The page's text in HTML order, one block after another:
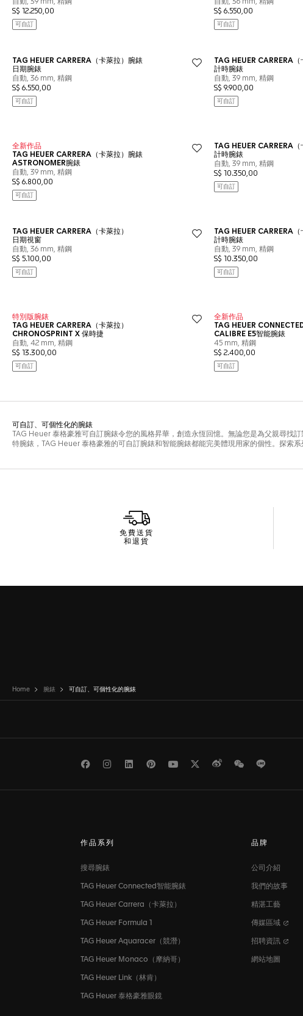
免費送貨
和退貨
Home 腕錶 可自訂、可個性化的腕錶
FacebookInstagramLinkedInPinterest
Youtube
TwitterWeiboWeChat
作品系列
搜尋腕錶
TAG Heuer Connected智能腕錶
TAG Heuer Carrera（卡萊拉）
TAG Heuer Formula 1
TAG Heuer Aquaracer（競潛）
TAG Heuer Monaco（摩納哥）
TAG Heuer Link（林肯）
TAG Heuer 泰格豪雅眼鏡
品牌
公司介紹
我們的故事
精湛工藝
傳媒區域
招聘資訊
網站地圖